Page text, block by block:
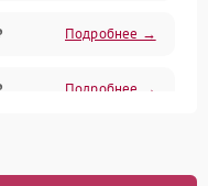
Подробнее →
Подробнее →